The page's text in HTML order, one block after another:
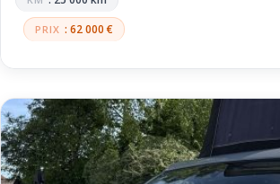
: 62 000 €